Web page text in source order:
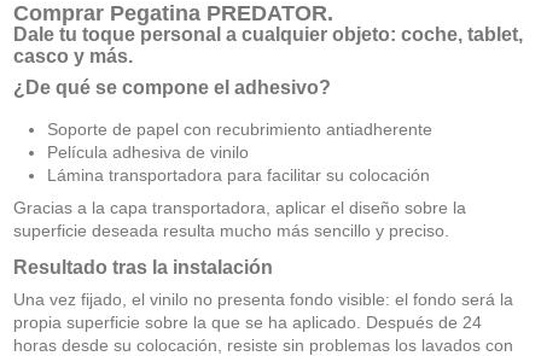
Comprar Pegatina PREDATOR.
Dale tu toque personal a cualquier objeto: coche, tablet,
casco y más.
¿De qué se compone el adhesivo?
Soporte de papel con recubrimiento antiadherente
Película adhesiva de vinilo
Lámina transportadora para facilitar su colocación
Gracias a la capa transportadora, aplicar el diseño sobre la
superficie deseada resulta mucho más sencillo y preciso.
Resultado tras la instalación
Una vez fijado, el vinilo no presenta fondo visible: el fondo será la
propia superficie sobre la que se ha aplicado. Después de 24
horas desde su colocación, resiste sin problemas los lavados con